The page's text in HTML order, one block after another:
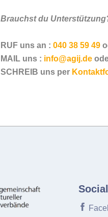
Brauchst du
RUF uns an : 040 38 59 49
MAIL uns : info@agij.de
SCHREIB uns per